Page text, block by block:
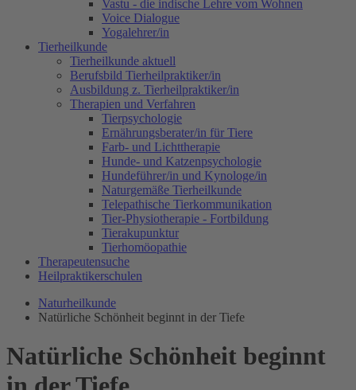
Vastu - die indische Lehre vom Wohnen
Voice Dialogue
Yogalehrer/in
Tierheilkunde
Tierheilkunde aktuell
Berufsbild Tierheilpraktiker/in
Ausbildung z. Tierheilpraktiker/in
Therapien und Verfahren
Tierpsychologie
Ernährungsberater/in für Tiere
Farb- und Lichttherapie
Hunde- und Katzenpsychologie
Hundeführer/in und Kynologe/in
Naturgemäße Tierheilkunde
Telepathische Tierkommunikation
Tier-Physiotherapie - Fortbildung
Tierakupunktur
Tierhomöopathie
Therapeutensuche
Heilpraktikerschulen
Naturheilkunde
Natürliche Schönheit beginnt in der Tiefe
Natürliche Schönheit beginnt